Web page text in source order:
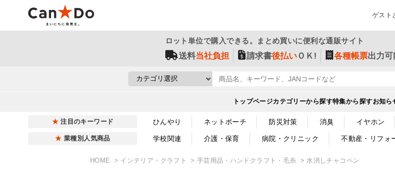
ゲス
ロット単位で購入できる。まとめ買いに便利な通販サイト
送料当社負担 請求書後払いＯＫ! 各種帳票出力可
トップページカテゴリーから探す特集から探すお知ら
注目のキーワード ひんやり ネットポーチ 防災対策 消臭 イヤホン
業種別人気商品 学校関連 介護・保育 病院・クリニック 不動産・リフォ
HOME インテリア・クラフト 手芸用品・ハンドクラフト・毛糸 水消しチャコペン